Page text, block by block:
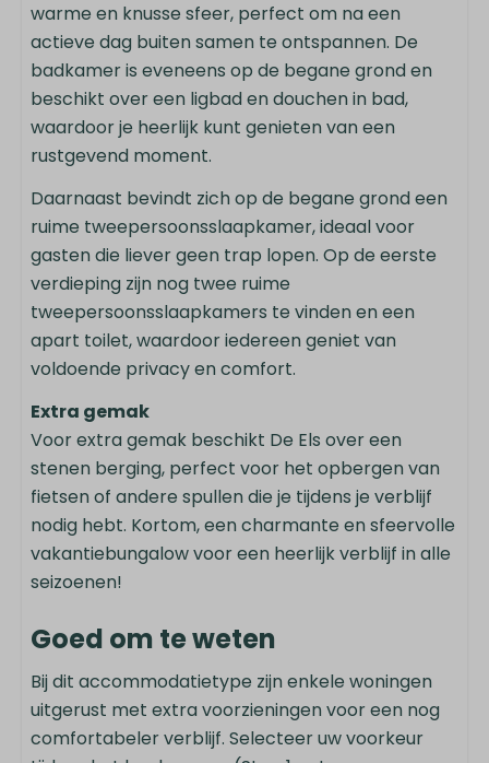
Vaatwasser
Drinkglazen
Kookplaat
Eettafel
Complete keuken
Entertainment
Smart TV
Wifi
Slaapkamer
Slaapkamer 1 (beneden): Twee 1-
persoonsbedden
Slaapkamer 2: Twee 1-persoonsbedden
Slaapkamer 3: Twee 1-persoonsbedden
Badkamer
Toilet
Douche in bad
Wastafel: 1
2de toilet
Wassen en drogen
Wasmachine
warme en knusse sfeer, perfect om na een
actieve dag buiten samen te ontspannen. De
badkamer is eveneens op de begane grond en
beschikt over een ligbad en douchen in bad,
waardoor je heerlijk kunt genieten van een
rustgevend moment.
Daarnaast bevindt zich op de begane grond een
ruime tweepersoonsslaapkamer, ideaal voor
gasten die liever geen trap lopen. Op de eerste
verdieping zijn nog twee ruime
tweepersoonsslaapkamers te vinden en een
apart toilet, waardoor iedereen geniet van
voldoende privacy en comfort.
Extra gemak
Voor extra gemak beschikt De Els over een
stenen berging, perfect voor het opbergen van
fietsen of andere spullen die je tijdens je verblijf
nodig hebt. Kortom, een charmante en sfeervolle
vakantiebungalow voor een heerlijk verblijf in alle
seizoenen!
Goed om te weten
Bij dit accommodatietype zijn enkele woningen
uitgerust met extra voorzieningen voor een nog
comfortabeler verblijf. Selecteer uw voorkeur